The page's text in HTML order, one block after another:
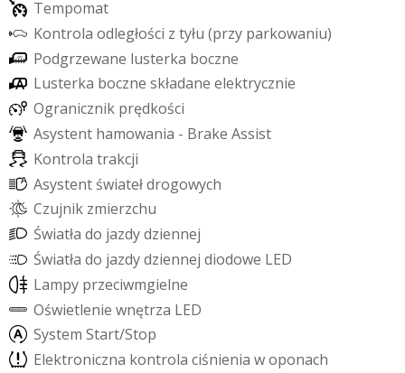
Tempomat
Kontrola odległości z tyłu (przy parkowaniu)
Podgrzewane lusterka boczne
Lusterka boczne składane elektrycznie
Ogranicznik prędkości
Asystent hamowania - Brake Assist
Kontrola trakcji
Asystent światełdrogowych
Czujnik zmierzchu
Światła do jazdydziennej
Światła do jazdydziennej diodowe LED
Lampy przeciwmgielne
Oświetlenie wnętrza LED
System Start/Stop
Elektroniczna kontrola ciśnienia woponach